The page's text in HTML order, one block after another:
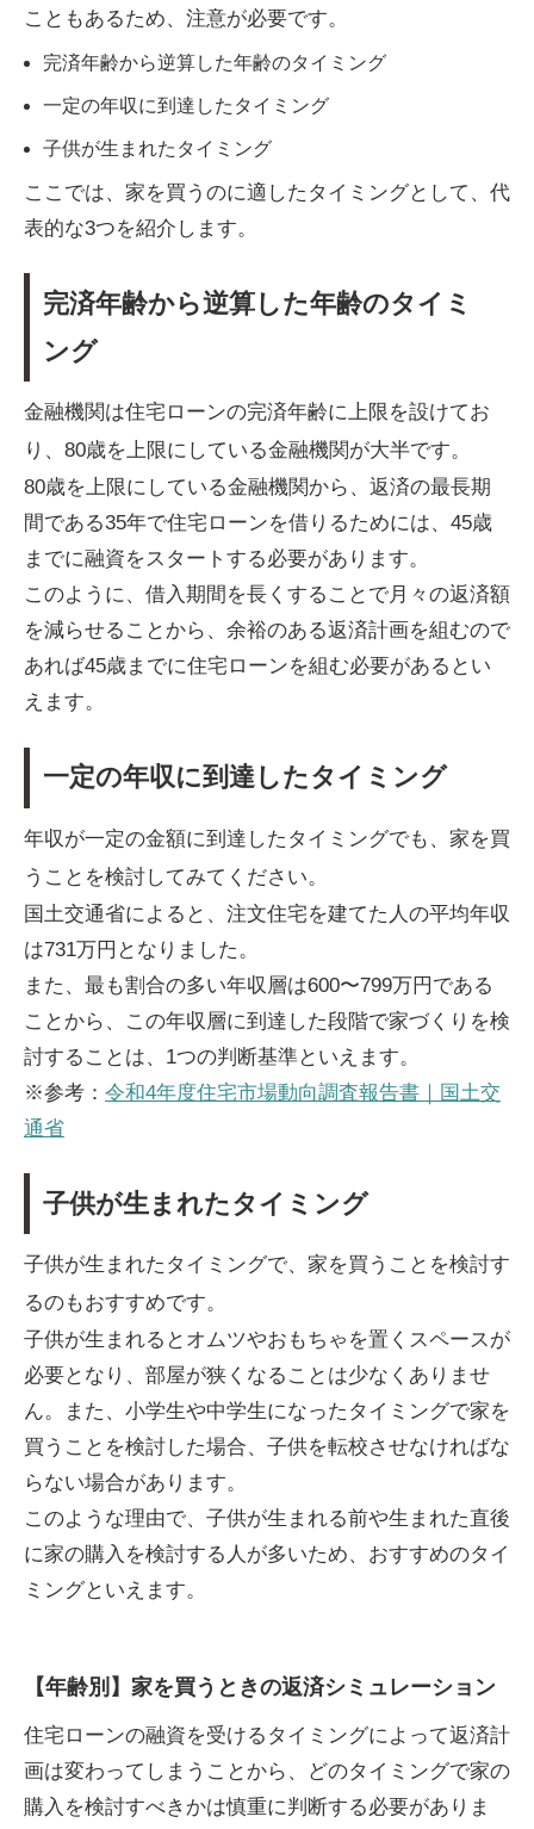
こともあるため、注意が必要です。
完済年齢から逆算した年齢のタイミング
一定の年収に到達したタイミング
子供が生まれたタイミング
ここでは、家を買うのに適したタイミングとして、代
表的な3つを紹介します。
完済年齢から逆算した年齢のタイミ
ング
金融機関は住宅ローンの完済年齢に上限を設けてお
り、80歳を上限にしている金融機関が大半です。
80歳を上限にしている金融機関から、返済の最長期
間である35年で住宅ローンを借りるためには、45歳
までに融資をスタートする必要があります。
このように、借入期間を長くすることで月々の返済額
を減らせることから、余裕のある返済計画を組むので
あれば45歳までに住宅ローンを組む必要があるとい
えます。
一定の年収に到達したタイミング
年収が一定の金額に到達したタイミングでも、家を買
うことを検討してみてください。
国土交通省によると、注文住宅を建てた人の平均年収
は731万円となりました。
また、最も割合の多い年収層は600〜799万円である
ことから、この年収層に到達した段階で家づくりを検
討することは、1つの判断基準といえます。
※参考： 令和4年度住宅市場動向調査報告書｜国土交
通省
子供が生まれたタイミング
子供が生まれたタイミングで、家を買うことを検討す
るのもおすすめです。
子供が生まれるとオムツやおもちゃを置くスペースが
必要となり、部屋が狭くなることは少なくありませ
ん。また、小学生や中学生になったタイミングで家を
買うことを検討した場合、子供を転校させなければな
らない場合があります。
このような理由で、子供が生まれる前や生まれた直後
に家の購入を検討する人が多いため、おすすめのタイ
ミングといえます。
【年齢別】家を買うときの返済シミュレーション
住宅ローンの融資を受けるタイミングによって返済計
画は変わってしまうことから、どのタイミングで家の
購入を検討すべきかは慎重に判断する必要がありま